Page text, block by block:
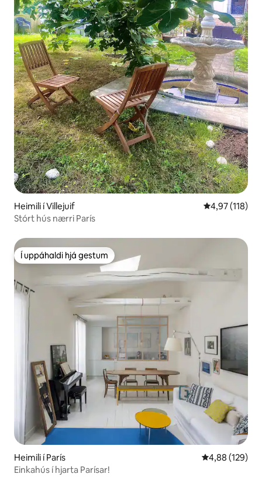
Heimili í Villejuif 4,97 af 5 í
4,97 (118)
Stórt hús nærri París
Í uppáhaldi hjá gestum
Í uppáhaldi hjá gestum
Heimili í París 4,88 af 5 í
4,88 (129)
Einkahús í hjarta Parísar!